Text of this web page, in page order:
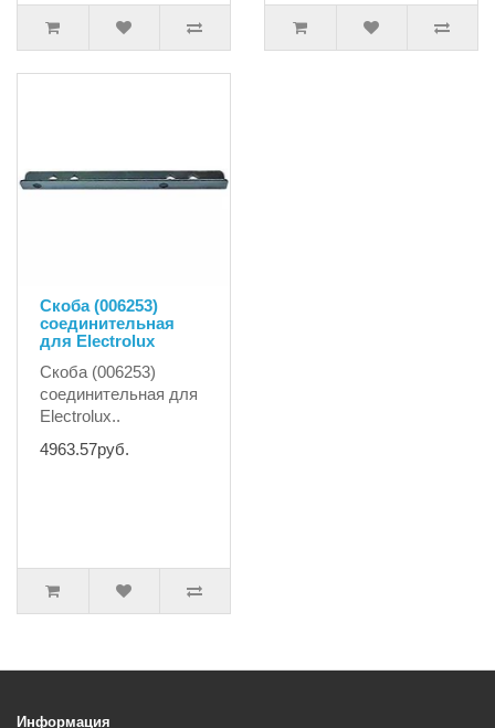
Скоба (006253)
соединительная
для Electrolux
Скоба (006253)
соединительная для
Electrolux..
4963.57руб.
Информация